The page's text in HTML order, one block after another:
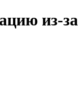
из-